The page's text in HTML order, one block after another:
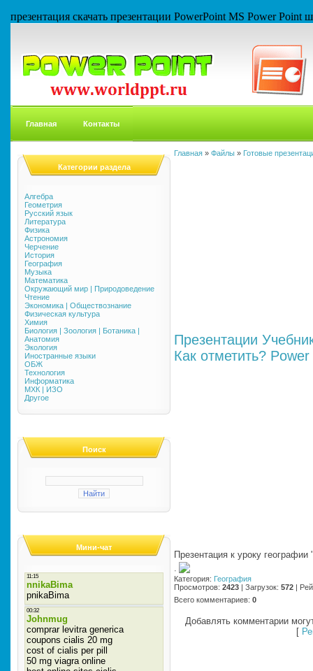
презентация скачать презентации PowerPoint MS Power
Главная Контакты
Категории раздела
Алгебра
Геометрия
Русский язык
Литература
Физика
Астрономия
Черчение
История
География
Музыка
Математика
Окружающий мир | Природоведение
Чтение
Экономика | Обществознание
Физическая культура
Химия
Биология | Зоология | Ботаника |
Анатомия
Экология
Иностранные языки
ОБЖ
Технология
Информатика
МХК | ИЗО
Другое
Поиск
Мини-чат
Главная » Файлы » Готовые
Презентации
Как отметить?
Презентация к уроку
·
Категория: География
Просмотров: 2423 | Загрузок: 572 |
Всего комментариев: 0
Добавлять комментарии
[